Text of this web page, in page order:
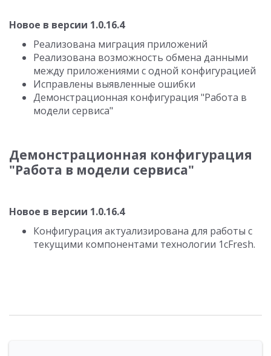
Новое в версии 1.0.16.4
Реализована миграция приложений
Реализована возможность обмена данными
между приложениями с одной конфигурацией
Исправлены выявленные ошибки
Демонстрационная конфигурация "Работа в
модели сервиса"
Демонстрационная конфигурация
"Работа в модели сервиса"
Новое в версии 1.0.16.4
Конфигурация актуализирована для работы с
текущими компонентами технологии 1cFresh.